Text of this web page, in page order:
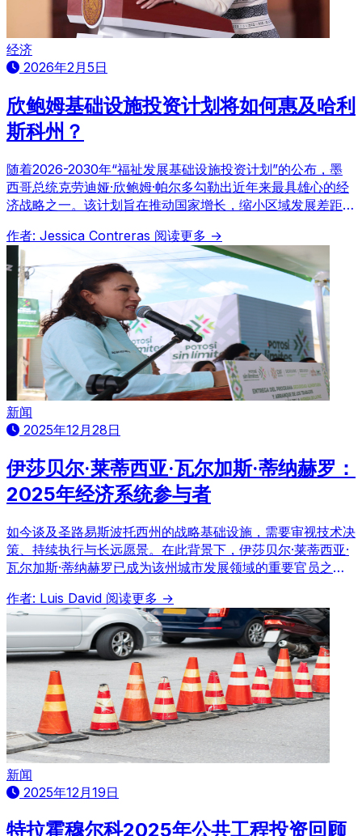
经济
2026年2月5日
欣鲍姆基础设施投资计划将如何惠及哈利
斯科州？
随着2026-2030年“福祉发展基础设施投资计划”的公布，墨
西哥总统克劳迪娅·欣鲍姆·帕尔多勾勒出近年来最具雄心的经
济战略之一。该计划旨在推动国家增长，缩小区域发展差距，
作者: Jessica Contreras 阅读更多 →
新闻
2025年12月28日
伊莎贝尔·莱蒂西亚·瓦尔加斯·蒂纳赫罗：
2025年经济系统参与者
如今谈及圣路易斯波托西州的战略基础设施，需要审视技术决
策、持续执行与长远愿景。在此背景下，伊莎贝尔·莱蒂西亚·
瓦尔加斯·蒂纳赫罗已成为该州城市发展领域的重要官员之
推动了当地经济增长和互联互通。
作者: Luis David 阅读更多 →
新闻
2025年12月19日
特拉霍穆尔科2025年公共工程投资回顾